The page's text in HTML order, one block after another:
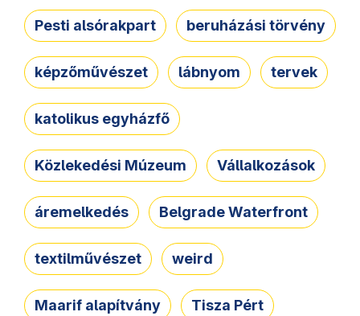
Pesti alsórakpart beruházási törvény
képzőművészet lábnyom tervek
katolikus egyházfő
Közlekedési Múzeum Vállalkozások
áremelkedés Belgrade Waterfront
textilművészet weird
Maarif alapítvány Tisza Pért